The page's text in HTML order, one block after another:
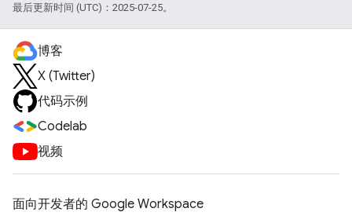
最后更新时间 (UTC)：2025-07-25。
博客
X (Twitter)
代码示例
Codelab
视频
面向开发者的 Google Workspace